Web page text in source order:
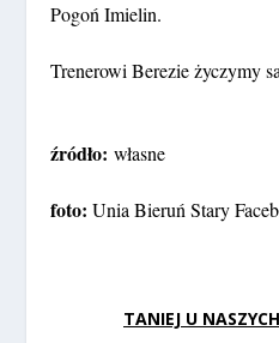
Pogoń Imielin.
Trenerowi Berezie życzymy
źródło:własne
foto:Unia Bieruń Stary
TANIEJ U